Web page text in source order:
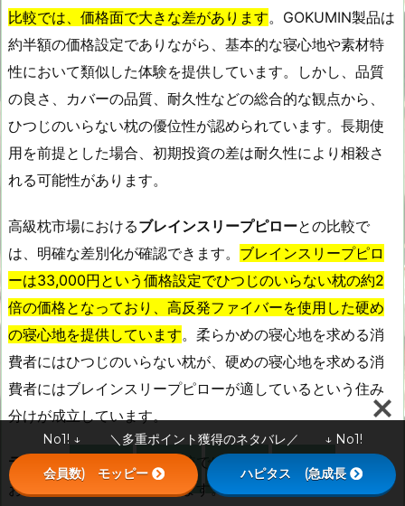
比較では、価格面で大きな差があります。GOKUMIN製品は
約半額の価格設定でありながら、基本的な寝心地や素材特
性において類似した体験を提供しています。しかし、品質
の良さ、カバーの品質、耐久性などの総合的な観点から、
ひつじのいらない枕の優位性が認められています。長期使
用を前提とした場合、初期投資の差は耐久性により相殺さ
れる可能性があります。
高級枕市場におけるブレインスリープピローとの比較で
は、明確な差別化が確認できます。 ブレインスリープピロ
ーは33,000円という価格設定でひつじのいらない枕の約2
倍の価格となっており、高反発ファイバーを使用した硬め
の寝心地を提供しています。柔らかめの寝心地を求める消
費者にはひつじのいらない枕が、硬めの寝心地を求める消
費者にはブレインスリープピローが適しているという住み
分けが成立しています。
テクノジェルピロー
との比較では、高さ調節機能の有無に
おいて差別化が図られています。ひつじのいらない枕の一
ホーム メニュー SNS 上へ
No1! ↓ ＼多重ポイント獲得のネタバレ／ ↓ No1!
会員数) モッピー ハピタス (急成長